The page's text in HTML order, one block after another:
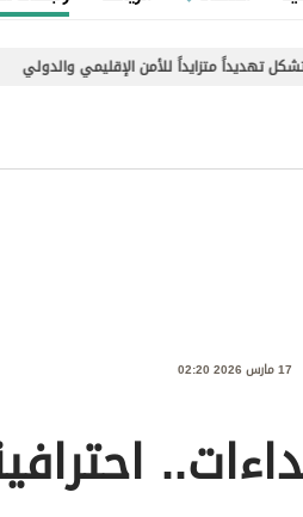
متزايداً للأمن الإقليمي والدولي
17 مارس 2026 02:20